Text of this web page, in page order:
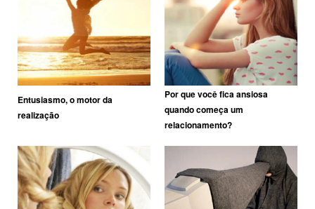
Entusiasmo, o motor da
realização
Por que você fica ansiosa
quando começa um
relacionamento?